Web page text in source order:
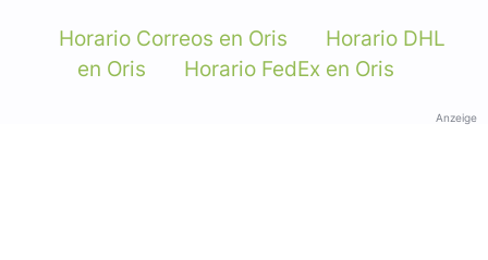
Horario Correos en Oris
Horario DHL
en Oris
Horario FedEx en Oris
Anzeige